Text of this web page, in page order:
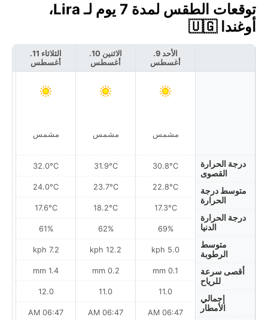
توقعات الطقس لمدة 7 يوم لـ Lira،
أوغندا 🇺🇬
درجة الحرارة
القصوى
متوسط درجة
الحرارة
درجة الحرارة
الدنيا
متوسط
الرطوبة
أقصى سرعة
للرياح
إجمالي
الأمطار
الأحد 9.
أغسطس
مشمس
30.8°C
22.8°C
17.3°C
69%
5.0 kph
0.1 mm
11.0
06:47 AM
الاثنين 10.
أغسطس
مشمس
31.9°C
23.7°C
18.2°C
62%
12.2 kph
0.2 mm
11.0
06:47 AM
الثلاثاء 11.
أغسطس
مشمس
32.0°C
24.0°C
17.6°C
61%
7.2 kph
1.4 mm
12.0
06:47 AM